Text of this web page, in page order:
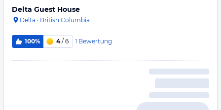
Delta Guest House
Delta · British Columbia
100% 4/ 6 1 Bewertung